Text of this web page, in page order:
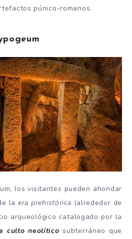
púnico-romanos.
los visitantes pueden ahondar
la era prehistórica (alrededor de
arqueológico catalogado por la
culto neolítico subterráneo que